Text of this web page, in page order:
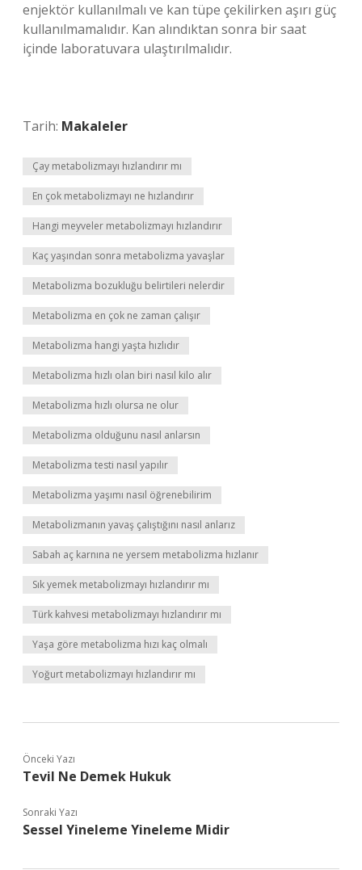
enjektör kullanılmalı ve kan tüpe çekilirken aşırı güç
kullanılmamalıdır. Kan alındıktan sonra bir saat
içinde laboratuvara ulaştırılmalıdır.
Tarih: Makaleler
Çay metabolizmayı hızlandırır mı
En çok metabolizmayı ne hızlandırır
Hangi meyveler metabolizmayı hızlandırır
Kaç yaşından sonra metabolizma yavaşlar
Metabolizma bozukluğu belirtileri nelerdir
Metabolizma en çok ne zaman çalışır
Metabolizma hangi yaşta hızlıdır
Metabolizma hızlı olan biri nasıl kilo alır
Metabolizma hızlı olursa ne olur
Metabolizma olduğunu nasıl anlarsın
Metabolizma testi nasıl yapılır
Metabolizma yaşımı nasıl öğrenebilirim
Metabolizmanın yavaş çalıştığını nasıl anlarız
Sabah aç karnına ne yersem metabolizma hızlanır
Sık yemek metabolizmayı hızlandırır mı
Türk kahvesi metabolizmayı hızlandırır mı
Yaşa göre metabolizma hızı kaç olmalı
Yoğurt metabolizmayı hızlandırır mı
Önceki Yazı
Tevil Ne Demek Hukuk
Sonraki Yazı
Sessel Yineleme Yineleme Midir